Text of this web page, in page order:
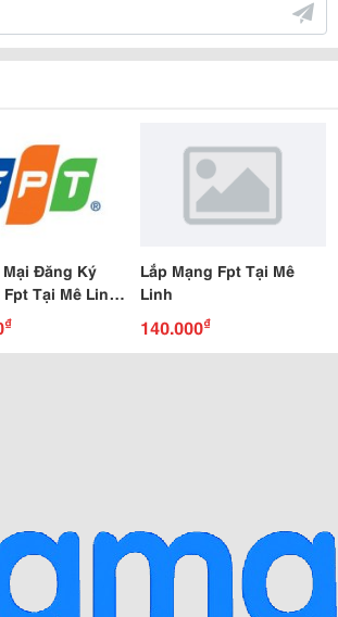
Đăng Ký
Tại Mê Linh
₫
Lắp Mạng Fpt Tại Mê
Linh
140.000₫